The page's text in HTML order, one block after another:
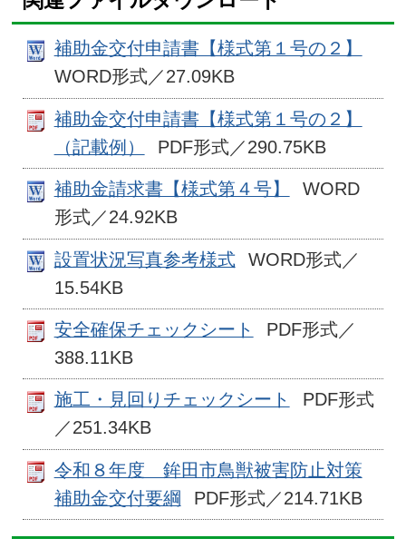
補助金交付申請書【様式第１号の２】
WORD形式／27.09KB
補助金交付申請書【様式第１号の２】
（記載例）
PDF形式／290.75KB
補助金請求書【様式第４号】
WORD
形式／24.92KB
設置状況写真参考様式
WORD形式／
15.54KB
安全確保チェックシート
PDF形式／
388.11KB
施工・見回りチェックシート
PDF形式
／251.34KB
令和８年度 鉾田市鳥獣被害防止対策
補助金交付要綱
PDF形式／214.71KB